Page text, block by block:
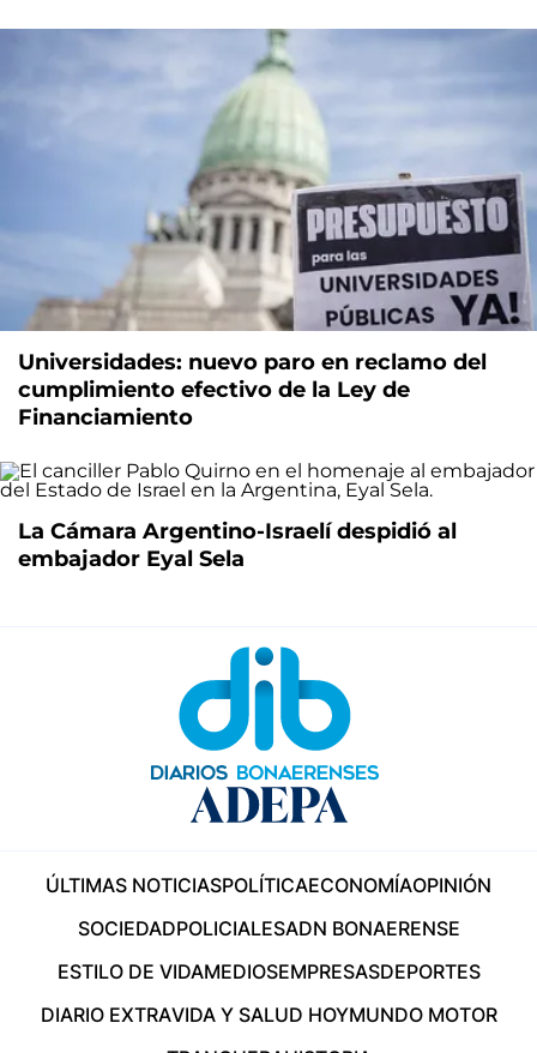
Universidades: nuevo paro en reclamo del
cumplimiento efectivo de la Ley de
Financiamiento
La Cámara Argentino-Israelí despidió al
embajador Eyal Sela
ÚLTIMAS NOTICIASPOLÍTICAECONOMÍAOPINIÓN
SOCIEDADPOLICIALESADN BONAERENSE
ESTILO DE VIDAMEDIOSEMPRESASDEPORTES
DIARIO EXTRAVIDA Y SALUD HOYMUNDO MOTOR